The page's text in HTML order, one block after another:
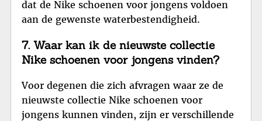
dat de Nike schoenen voor jongens voldoen
aan de gewenste waterbestendigheid.
7. Waar kan ik de nieuwste collectie
Nike schoenen voor jongens vinden?
Voor degenen die zich afvragen waar ze de
nieuwste collectie Nike schoenen voor
jongens kunnen vinden, zijn er verschillende